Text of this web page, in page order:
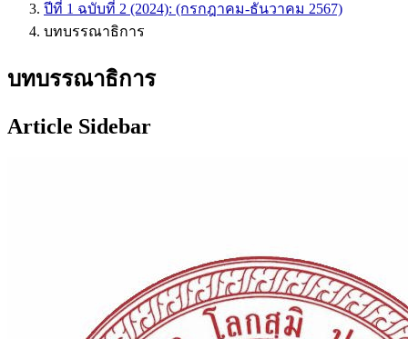
ปีที่ 1 ฉบับที่ 2 (2024): (กรกฎาคม-ธันวาคม 2567)
บทบรรณาธิการ
บทบรรณาธิการ
Article Sidebar